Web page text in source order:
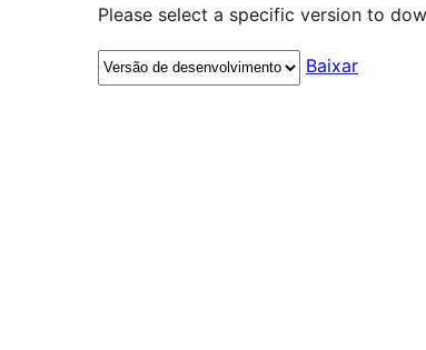
Please select a specific version to
Baixar